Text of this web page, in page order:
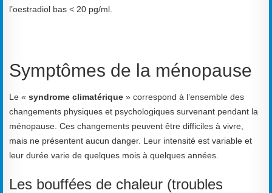
l’oestradiol bas < 20 pg/ml.
Symptômes de la ménopause
Le « syndrome climatérique » correspond à l’ensemble des
changements physiques et psychologiques survenant pendant la
ménopause. Ces changements peuvent être difficiles à vivre,
mais ne présentent aucun danger. Leur intensité est variable et
leur durée varie de quelques mois à quelques années.
Les bouffées de chaleur (troubles